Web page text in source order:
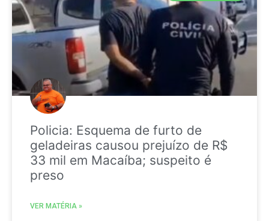
Policia: Esquema de furto de
geladeiras causou prejuízo de R$
33 mil em Macaíba; suspeito é
preso
VER MATÉRIA »